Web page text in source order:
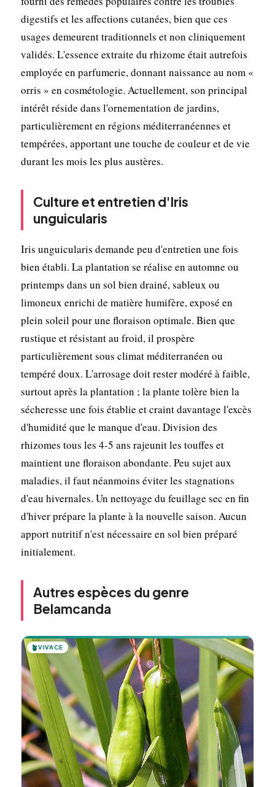
digestifs et les affections cutanées, bien que ces
usages demeurent traditionnels et non cliniquement
validés. L'essence extraite du rhizome était autrefois
employée en parfumerie, donnant naissance au nom «
orris » en cosmétologie. Actuellement, son principal
intérêt réside dans l'ornementation de jardins,
particulièrement en régions méditerranéennes et
tempérées, apportant une touche de couleur et de vie
durant les mois les plus austères.
Culture et entretien d'Iris
unguicularis
Iris unguicularis demande peu d'entretien une fois
bien établi. La plantation se réalise en automne ou
printemps dans un sol bien drainé, sableux ou
limoneux enrichi de matière humifère, exposé en
plein soleil pour une floraison optimale. Bien que
rustique et résistant au froid, il prospère
particulièrement sous climat méditerranéen ou
tempéré doux. L'arrosage doit rester modéré à faible,
surtout après la plantation ; la plante tolère bien la
sécheresse une fois établie et craint davantage l'excès
d'humidité que le manque d'eau. Division des
rhizomes tous les 4-5 ans rajeunit les touffes et
maintient une floraison abondante. Peu sujet aux
maladies, il faut néanmoins éviter les stagnations
d'eau hivernales. Un nettoyage du feuillage sec en fin
d'hiver prépare la plante à la nouvelle saison. Aucun
apport nutritif n'est nécessaire en sol bien préparé
initialement.
Autres espèces du genre
Belamcanda
🪴VIVACE